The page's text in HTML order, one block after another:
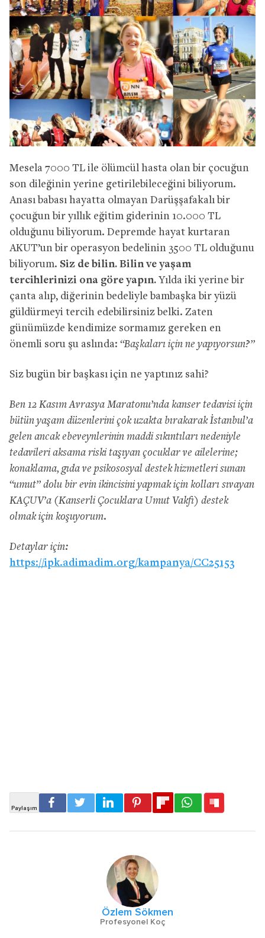
Mesela 7000 TL ile ölümcül hasta olan bir çocuğun
son dileğinin yerine getirilebileceğini biliyorum.
Anası babası hayatta olmayan Darüşşafakalı bir
çocuğun bir yıllık eğitim giderinin 10.000 TL
olduğunu biliyorum. Depremde hayat kurtaran
AKUT’un bir operasyon bedelinin 3500 TL olduğunu
biliyorum. Siz de bilin. Bilin ve yaşam
tercihlerinizi ona göre yapın. Yılda iki yerine bir
çanta alıp, diğerinin bedeliyle bambaşka bir yüzü
güldürmeyi tercih edebilirsiniz belki. Zaten
günümüzde kendimize sormamız gereken en
önemli soru şu aslında: “Başkaları için ne yapıyorsun?”
Siz bugün bir başkası için ne yaptınız sahi?
Ben 12 Kasım Avrasya Maratonu’nda kanser tedavisi için
bütün yaşam düzenlerini çok uzakta bırakarak İstanbul’a
gelen ancak ebeveynlerinin maddi sıkıntıları nedeniyle
tedavileri aksama riski taşıyan çocuklar ve ailelerine;
konaklama, gıda ve psikososyal destek hizmetleri sunan
“umut” dolu bir evin ikincisini yapmak için kolları sıvayan
KAÇUV’a (Kanserli Çocuklara Umut Vakfı) destek
olmak için koşuyorum.
Detaylar için:
https://ipk.adimadim.org/kampanya/CC25153
Özlem Sökmen
Profesyonel Koç